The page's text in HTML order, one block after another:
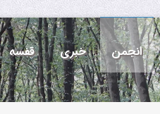
انجمن خبری قفسه